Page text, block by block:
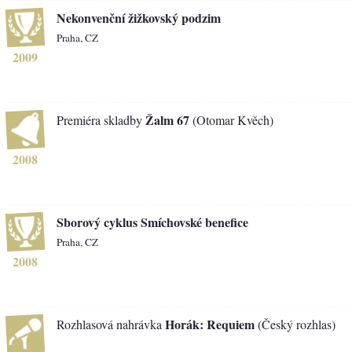
2009
Nekonvenční žižkovský podzim
Praha, CZ
2008
Premiéra skladby Žalm 67(Otomar Kvěch)
2008
Sborový cyklus Smíchovské benefice
Praha, CZ
Rozhlasová nahrávka Horák: Requiem(Český rozhlas)